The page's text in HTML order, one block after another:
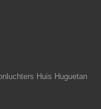
Huis Huguetan